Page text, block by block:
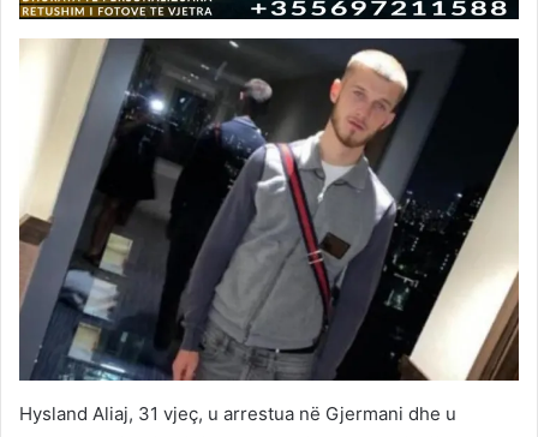
Hysland Aliaj, 31 vjeç, u arrestua në Gjermani dhe u